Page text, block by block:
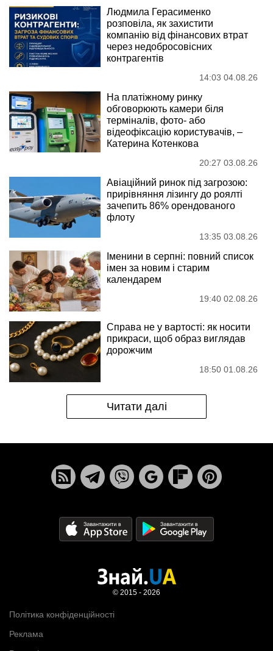
Людмила Герасименко
розповіла, як захистити
компанію від фінансових втрат
через недобросовісних
контрагентів
14:03 04.08.26
На платіжному ринку
обговорюють камери біля
терміналів, фото- або
відеофіксацію користувачів, –
Катерина Котенкова
20:27 03.08.26
Авіаційний ринок під загрозою:
прирівняння лізингу до роялті
зачепить 86% орендованого
флоту
13:35 03.08.26
Іменини в серпні: повний список
імен за новим і старим
календарем
19:40 02.08.26
Справа не у вартості: як носити
прикраси, щоб образ виглядав
дорожчим
18:50 01.08.26
Читати далі
Політика конфіденційності
Реклама
© 2015 - 2026